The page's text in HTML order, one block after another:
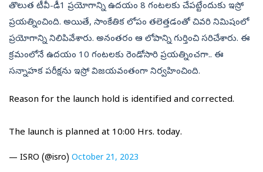
తొలుత టీవీ-డీ1 ప్రయోగాన్ని ఉదయం 8 గంటలకు చేపట్టేందుకు ఇస్రో
ప్రయత్నించింది. అయితే, సాంకేతిక లోపం తలెత్తడంతో చివరి నిమిషంలో
ప్రయోగాన్ని నిలిపివేశారు. అనంతరం ఆ లోపాన్ని గుర్తించి సరిచేశారు. ఈ
క్రమంలోనే ఉదయం 10 గంటలకు రెండోసారి ప్రయత్నించగా.. ఈ
సన్నాహక పరీక్షను ఇస్రో విజయవంతంగా నిర్వహించింది.
Reason for the launch hold is identified and corrected.
The launch is planned at 10:00 Hrs. today.
— ISRO (@isro) October 21, 2023